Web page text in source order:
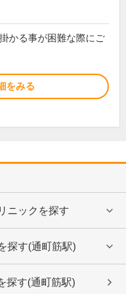
かる事が困難な際にご
をみる
ニックを探す
探す(通町筋駅)
探す(通町筋駅)